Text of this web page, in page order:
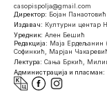
casopispolja@gmail.com
Директор: Бојан Панаотовић
Издавач: Културни центар
Уредник: Ален Бешић
Редакција: Маја Ердељанин
Софинкић, Марјан
Лектура: Сања Бркић,
Администрација и пласман: